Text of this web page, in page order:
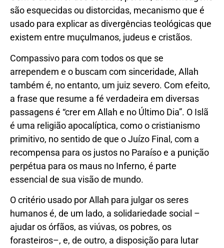
são esquecidas ou distorcidas, mecanismo que é
usado para explicar as divergências teológicas que
existem entre muçulmanos, judeus e cristãos.
Compassivo para com todos os que se
arrependem e o buscam com sinceridade, Allah
também é, no entanto, um juiz severo. Com efeito,
a frase que resume a fé verdadeira em diversas
passagens é “crer em Allah e no Último Dia”. O Islã
é uma religião apocalíptica, como o cristianismo
primitivo, no sentido de que o Juízo Final, com a
recompensa para os justos no Paraíso e a punição
perpétua para os maus no Inferno, é parte
essencial de sua visão de mundo.
O critério usado por Allah para julgar os seres
humanos é, de um lado, a solidariedade social –
ajudar os órfãos, as viúvas, os pobres, os
forasteiros–, e, de outro, a disposição para lutar